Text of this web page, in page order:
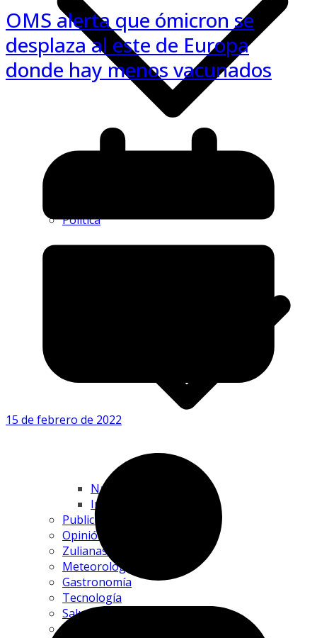
Política
Nacional 🇻🇪
Internacional
Publicidad
Opinión
Zulianas Protagonistas
Meteorología
Gastronomía
Tecnología
Salud
Sociales
OMS alerta que ómicron se
desplaza al este de Europa
donde hay menos vacunados
15 de febrero de 2022